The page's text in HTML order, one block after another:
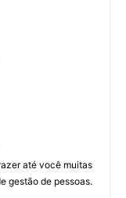
até você muitas
gestão de pessoas.